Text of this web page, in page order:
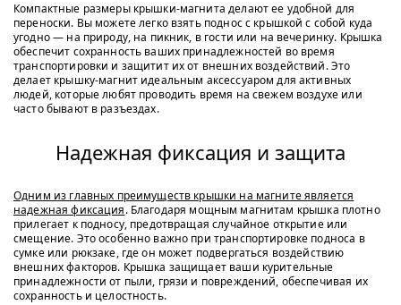
Компактные размеры крышки-магнита делают ее удобной для
переноски. Вы можете легко взять поднос с крышкой с собой куда
угодно — на природу, на пикник, в гости или на вечеринку. Крышка
обеспечит сохранность ваших принадлежностей во время
транспортировки и защитит их от внешних воздействий. Это
делает крышку-магнит идеальным аксессуаром для активных
людей, которые любят проводить время на свежем воздухе или
часто бывают в разъездах.
Надежная фиксация и защита
Одним из главных преимуществ крышки на магните является
надежная фиксация. Благодаря мощным магнитам крышка плотно
прилегает к подносу, предотвращая случайное открытие или
смещение. Это особенно важно при транспортировке подноса в
сумке или рюкзаке, где он может подвергаться воздействию
внешних факторов. Крышка защищает ваши курительные
принадлежности от пыли, грязи и повреждений, обеспечивая их
сохранность и целостность.